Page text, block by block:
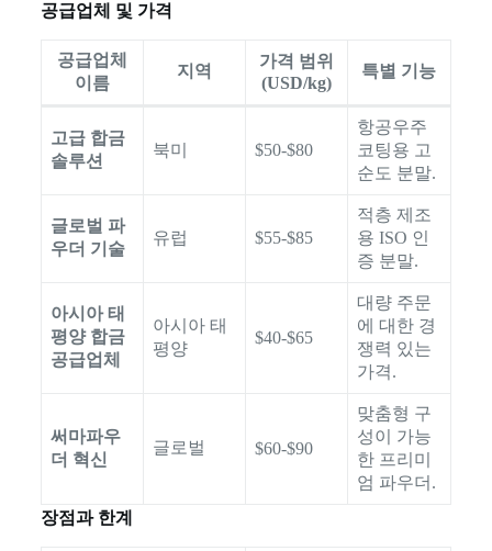
공급업체 및 가격
공급업체
이름
지역
가격 범위
(USD/kg)
특별 기능
고급 합금
솔루션
북미 $50-$80
항공우주
코팅용 고
순도 분말.
글로벌 파
우더 기술
유럽 $55-$85
적층 제조
용 ISO 인
증 분말.
아시아 태
평양 합금
공급업체
아시아 태
평양
$40-$65
대량 주문
에 대한 경
쟁력 있는
가격.
써마파우
더 혁신
글로벌 $60-$90
맞춤형 구
성이 가능
한 프리미
엄 파우더.
장점과 한계